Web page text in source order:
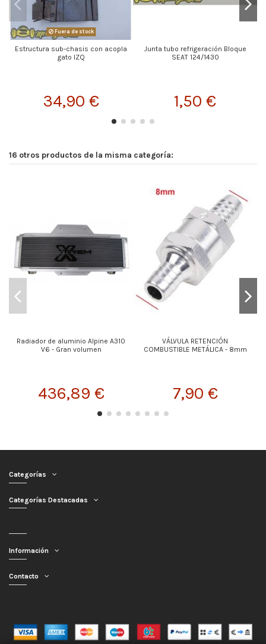
Fuera de stock
Estructura sub-chasis con acopla
gato IZQ
34,90 €
Junta tubo refrigeración Bloque
SEAT 124/1430
1,50 €
16 otros productos de la misma categoría:
Radiador de aluminio Alpine A310
V6 - Gran volumen
436,89 €
VÁLVULA RETENCIÓN
COMBUSTIBLE METÁLICA - 8mm
7,90 €
Categorías
Categorías Destacadas
Información
Contacto